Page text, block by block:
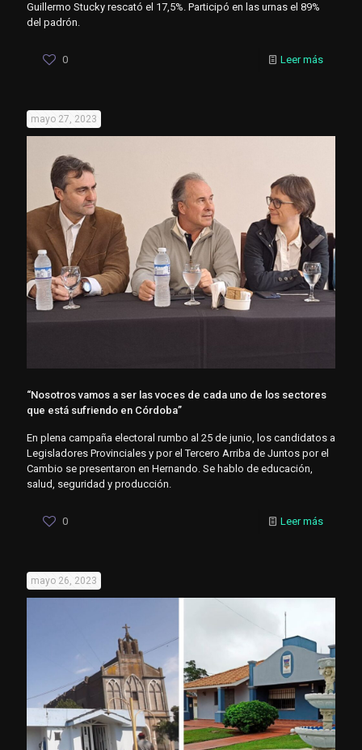
Guillermo Stucky rescató el 17,5%. Participó en las urnas el 89%
del padrón.
0 Leer más
mayo 27, 2023
“Nosotros vamos a ser las voces de cada uno de los sectores
que está sufriendo en Córdoba”
En plena campaña electoral rumbo al 25 de junio, los candidatos a
Legisladores Provinciales y por el Tercero Arriba de Juntos por el
Cambio se presentaron en Hernando. Se hablo de educación,
salud, seguridad y producción.
0 Leer más
mayo 26, 2023